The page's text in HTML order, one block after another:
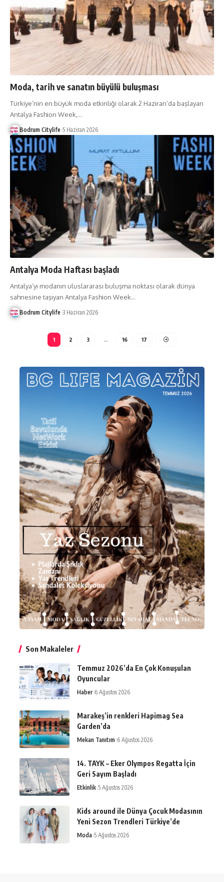
Moda, tarih ve sanatın büyülü buluşması
Türkiye’nin en büyük moda etkinliği olarak 2 Haziran’da başlayan
Antalya Fashion Week, …
Bodrum Citylife 5 Haziran 2026
Antalya Moda Haftası başladı
Antalya’yı modanın uluslararası buluşma noktası olarak dünya
sahnesine taşıyan Antalya Fashion Week…
Bodrum Citylife 3 Haziran 2026
1 2 3 … 16 17
Son Makaleler
Temmuz 2026’da En Çok Konuşulan
Oyuncular
Haber 6 Ağustos 2026
Marakeş’in renkleri Hapimag Sea
Garden’da
Mekan Tanıtım 6 Ağustos 2026
14. TAYK – Eker Olympos Regatta İçin
Geri Sayım Başladı
Etkinlik 5 Ağustos 2026
Kids around ile Dünya Çocuk Modasının
Yeni Sezon Trendleri Türkiye’de
Moda 5 Ağustos 2026